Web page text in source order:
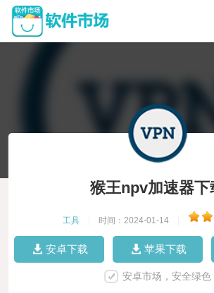
猴王npv加速器下
工具 时间：2024-01-14
安卓下载 苹果下载
安卓市场，安全绿色